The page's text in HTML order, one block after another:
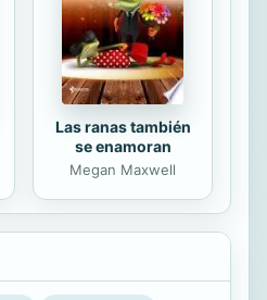
Las ranas también
se enamoran
Megan Maxwell